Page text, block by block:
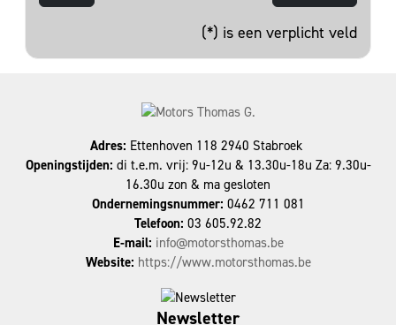
(*) is een verplicht veld
Adres: Ettenhoven 118 2940 Stabroek
Openingstijden: di t.e.m. vrij: 9u-12u & 13.30u-18u Za: 9.30u-
16.30u zon & ma gesloten
Ondernemingsnummer: 0462 711 081
Telefoon: 03 605.92.82
E-mail: info@motorsthomas.be
Website: https://www.motorsthomas.be
Newsletter